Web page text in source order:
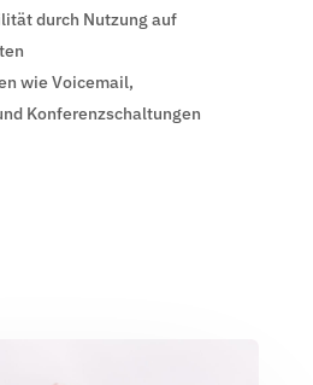
durch Nutzung auf
wie Voicemail,
Konferenzschaltungen